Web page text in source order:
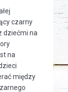
czarny
dziećmi na
na
między